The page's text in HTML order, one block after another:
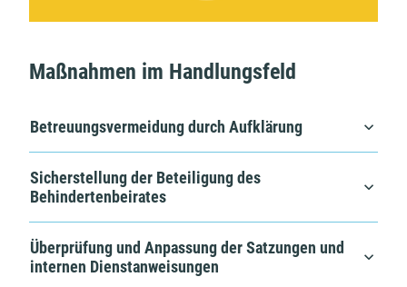
Maßnahmen im Handlungsfeld
Betreuungsvermeidung durch Aufklärung
Sicherstellung der Beteiligung des
Behindertenbeirates
Überprüfung und Anpassung der Satzungen und
internen Dienstanweisungen